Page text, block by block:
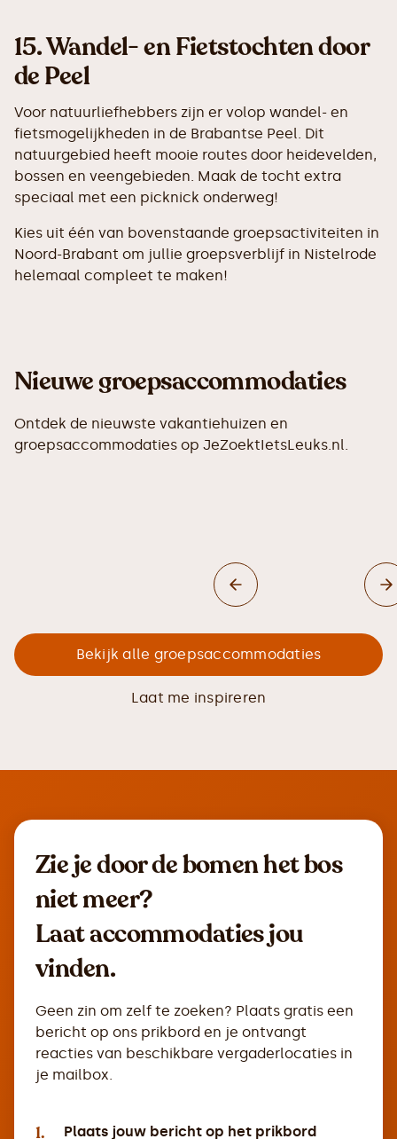
15.Wandel- en Fietstochten door
de Peel
Voor natuurliefhebbers zijn er volop wandel- en
fietsmogelijkheden in de Brabantse Peel. Dit
natuurgebied heeft mooie routes door heidevelden,
bossen en veengebieden. Maak de tocht extra
speciaal met een picknick onderweg!
Kies uit één van bovenstaande groepsactiviteiten in
Noord-Brabant om jullie groepsverblijf in Nistelrode
helemaal compleet te maken!
Nieuwe groepsaccommodaties
Ontdek de nieuwste vakantiehuizen en
groepsaccommodaties op JeZoektIetsLeuks.nl.
Bekijk alle groepsaccommodaties
Laat me inspireren
Zie je door de bomen het bos
niet meer?
Laat accommodaties jou
vinden.
Geen zin om zelf te zoeken? Plaats gratis een
bericht op ons prikbord en je ontvangt
reacties van beschikbare vergaderlocaties in
je mailbox.
1.
Plaats jouw bericht op het prikbord